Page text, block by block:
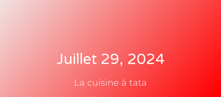
Juillet 29, 2024
La cuisine à tata